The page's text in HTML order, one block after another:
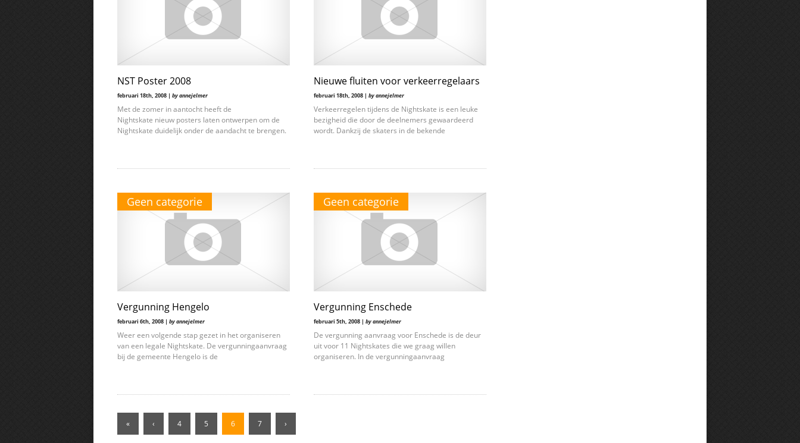
NST Poster 2008
februari 18th, 2008 | by annejelmer
Met de zomer in aantocht heeft de
Nightskate nieuw posters laten ontwerpen om de
Nightskate duidelijk onder de aandacht te brengen.
Nieuwe fluiten voor verkeerregelaars
februari 18th, 2008 | by annejelmer
Verkeerregelen tijdens de Nightskate is een leuke
bezigheid die door de deelnemers gewaardeerd
wordt. Dankzij de skaters in de bekende
Geen categorie
Vergunning Hengelo
februari 6th, 2008 | by annejelmer
Weer een volgende stap gezet in het organiseren
van een legale Nightskate. De vergunningaanvraag
bij de gemeente Hengelo is de
Geen categorie
Vergunning Enschede
februari 5th, 2008 | by annejelmer
De vergunning aanvraag voor Enschede is de deur
uit voor 11 Nightskates die we graag willen
organiseren. In de vergunningaanvraag
« ‹ 4 5 6 7 ›